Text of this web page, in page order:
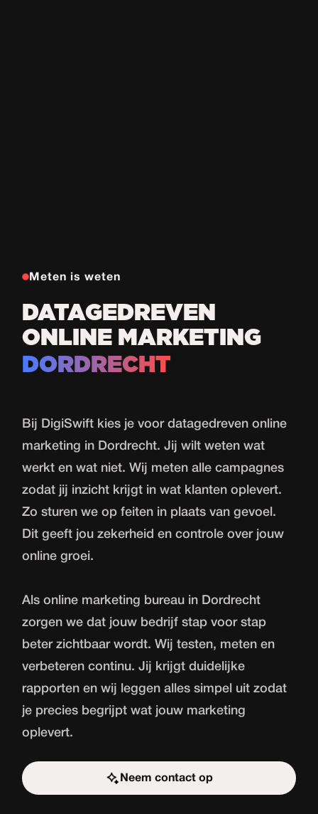
Meten is weten
DATAGEDREVEN
ONLINE MARKETING
DORDRECHT
Bij DigiSwift kies je voor datagedreven online
marketing in Dordrecht. Jij wilt weten wat
werkt en wat niet. Wij meten alle campagnes
zodat jij inzicht krijgt in wat klanten oplevert.
Zo sturen we op feiten in plaats van gevoel.
Dit geeft jou zekerheid en controle over jouw
online groei.
Als online marketing bureau in Dordrecht
zorgen we dat jouw bedrijf stap voor stap
beter zichtbaar wordt. Wij testen, meten en
verbeteren continu. Jij krijgt duidelijke
rapporten en wij leggen alles simpel uit zodat
je precies begrijpt wat jouw marketing
oplevert.
Neem contact op
Start de uitdaging